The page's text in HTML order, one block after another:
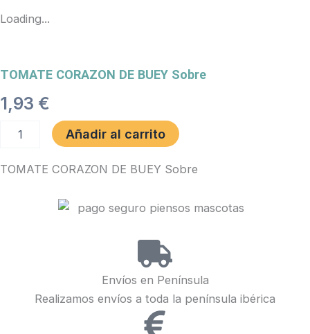
Loading...
TOMATE CORAZON DE BUEY Sobre
1,93 €
CORAZON
BUEY
Añadir al carrito
TOMATE CORAZON DE BUEY Sobre
Envíos en Península
Realizamos envíos a toda la península ibérica